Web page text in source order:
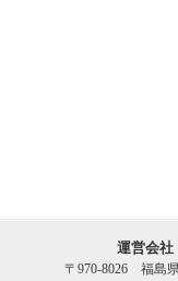
運営会
〒970-8026 福島